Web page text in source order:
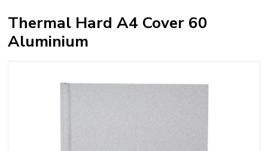
Thermal Hard A4 Cover 60
Aluminium